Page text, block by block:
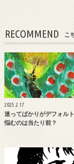
RECOMMEND こ
2025.2.17
迷ってばかりがデフォル
悩むのは当たり前？